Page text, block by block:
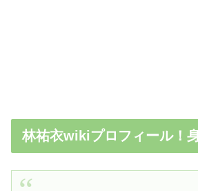
林祐衣wikiプロフィール！